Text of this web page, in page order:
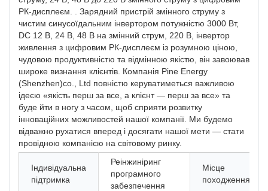
РК-дисплеєм. . Зарядний пристрій змінного струму з
чистим синусоїдальним інвертором потужністю 3000 Вт,
DC 12 В, 24 В, 48 В на змінний струм, 220 В, інвертор
живлення з цифровим РК-дисплеєм із розумною ціною,
чудовою продуктивністю та відмінною якістю, він завоював
широке визнання клієнтів. Компанія Pine Energy
(Shenzhen)co., Ltd повністю керуватиметься важливою
ідеєю «якість перш за все, а клієнт — перш за все» та
буде йти в ногу з часом, щоб сприяти розвитку
інноваційних можливостей нашої компанії. Ми будемо
відважно рухатися вперед і досягати нашої мети — стати
провідною компанією на світовому ринку.
Індивідуальна
підтримка
Реінжиніринг
програмного
забезпечення
Місце
походження